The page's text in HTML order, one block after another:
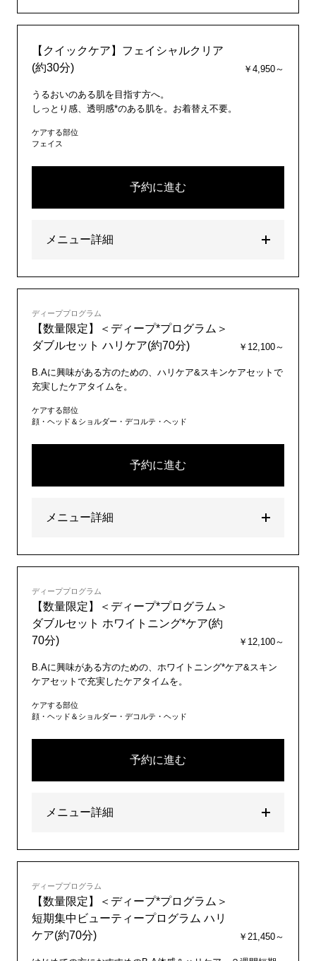
【クイックケア】フェイシャルクリア
(約30分)
￥4,950～
うるおいのある肌を目指す方へ。
しっとり感、透明感*のある肌を。お着替え不要。
ケアする部位
フェイス
予約に進む
メニュー詳細
ディーププログラム
【数量限定】＜ディープ*プログラム＞
ダブルセット ハリケア(約70分)
￥12,100～
B.Aに興味がある方のための、ハリケア&スキンケアセットで
充実したケアタイムを。
ケアする部位
顔・ヘッド＆ショルダー・デコルテ・ヘッド
予約に進む
メニュー詳細
ディーププログラム
【数量限定】＜ディープ*プログラム＞
ダブルセット ホワイトニング*ケア(約
70分)
￥12,100～
B.Aに興味がある方のための、ホワイトニング*ケア&スキン
ケアセットで充実したケアタイムを。
ケアする部位
顔・ヘッド＆ショルダー・デコルテ・ヘッド
予約に進む
メニュー詳細
ディーププログラム
【数量限定】＜ディープ*プログラム＞
短期集中ビューティープログラム ハリ
ケア(約70分)
￥21,450～